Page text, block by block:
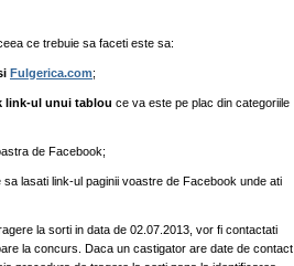
ce trebuie sa faceti este sa:
Fulgerica.com;
link-ul unui tablou ce va este pe plac din categoriile
de Facebook;
sa lasati link-ul paginii voastre de Facebook unde ati
la sorti in data de 02.07.2013, vor fi contactati
la concurs. Daca un castigator are date de contact